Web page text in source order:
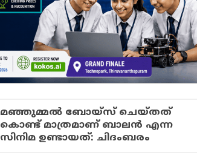
മഞ്ഞുമ്മൽ ബോയ്സ് ചെയ്തത്
കൊണ്ട് മാത്രമാണ് ബാലൻ എന്ന
സിനിമ ഉണ്ടായത്: ചിദംബരം